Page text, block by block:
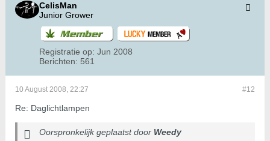
CelisMan
Junior Grower
Registratie op: Jun 2008
Berichten: 561
#12
10 August 2008, 22:27
Re: Daglichtlampen
Oorspronkelijk geplaatst door Weedy